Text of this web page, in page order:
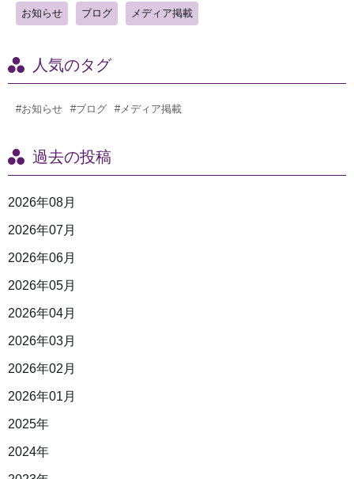
お知らせ ブログ メディア掲載
人気のタグ
#お知らせ #ブログ #メディア掲載
過去の投稿
2026年08月
2026年07月
2026年06月
2026年05月
2026年04月
2026年03月
2026年02月
2026年01月
2025年
2024年